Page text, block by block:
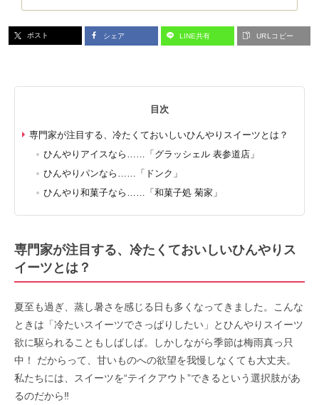
ポスト シェア LINE共有 URLコピー
目次
専門家が注目する、冷たくておいしいひんやりスイーツとは？
ひんやりアイスなら……「グラッシェル 表参道店」
ひんやりパンなら……「ドンク」
ひんやり和菓子なら……「和菓子処 菊家」
専門家が注目する、冷たくておいしいひんやりス
イーツとは？
夏至も過ぎ、蒸し暑さを感じる日も多くなってきました。こんな
ときは「冷たいスイーツでさっぱりしたい」とひんやりスイーツ
欲に駆られることもしばしば。しかしながら季節は梅雨真っ只
中！ だからって、甘いものへの欲望を我慢しなくても大丈夫。
私たちには、スイーツを“テイクアウト”できるという選択肢があ
るのだから‼︎